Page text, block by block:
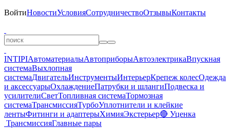
ВойтиНовостиУсловияСотрудничествоОтзывыКонтакты
INTIPIАвтоматериалыАвтоприборыАвтоэлектрикаВпускная
системаВыхлопная
системаДвигательИнструментыИнтерьерКрепеж колесОдежда
и аксессуарыОхлаждениеПатрубки и шлангиПодвеска и
усилителиСветТопливная системаТормозная
системаТрансмиссияТурбоУплотнители и клейкие
лентыФитинги и адаптерыХимияЭкстерьер🔴 Уценка
ТрансмиссияГлавные пары